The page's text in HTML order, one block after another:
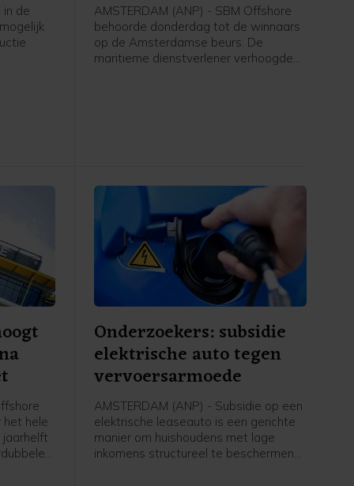
in de
AMSTERDAM (ANP) - SBM Offshore
behoorde donderdag tot de winnaars
op de Amsterdamse beurs. De
maritieme dienstverlener verhoogde
hele
jaarhelft
Onderzoekers: subsidie
elektrische auto tegen
vervoersarmoede
AMSTERDAM (ANP) - Subsidie op een
elektrische leaseauto is een gerichte
manier om huishoudens met lage
inkomens structureel te beschermen